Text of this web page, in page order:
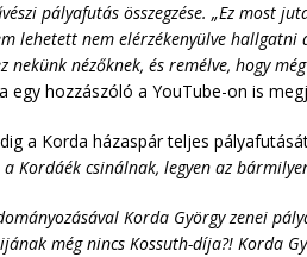
pályafutás összegzése. „Ez most
lehetett nem elérzékenyülve hallgatni
nekünk nézőknek, és remélve, hogy
egy hozzászóló a YouTube-on is
a Korda házaspár teljes
Kordáék csinálnak, legyen az
Korda György zenei
még nincs Kossuth-díja?! Korda